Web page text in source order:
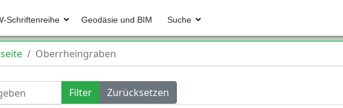
Schriftenreihe Geodäsie und BIM Suche
Oberrheingraben
Filter Zurücksetzen